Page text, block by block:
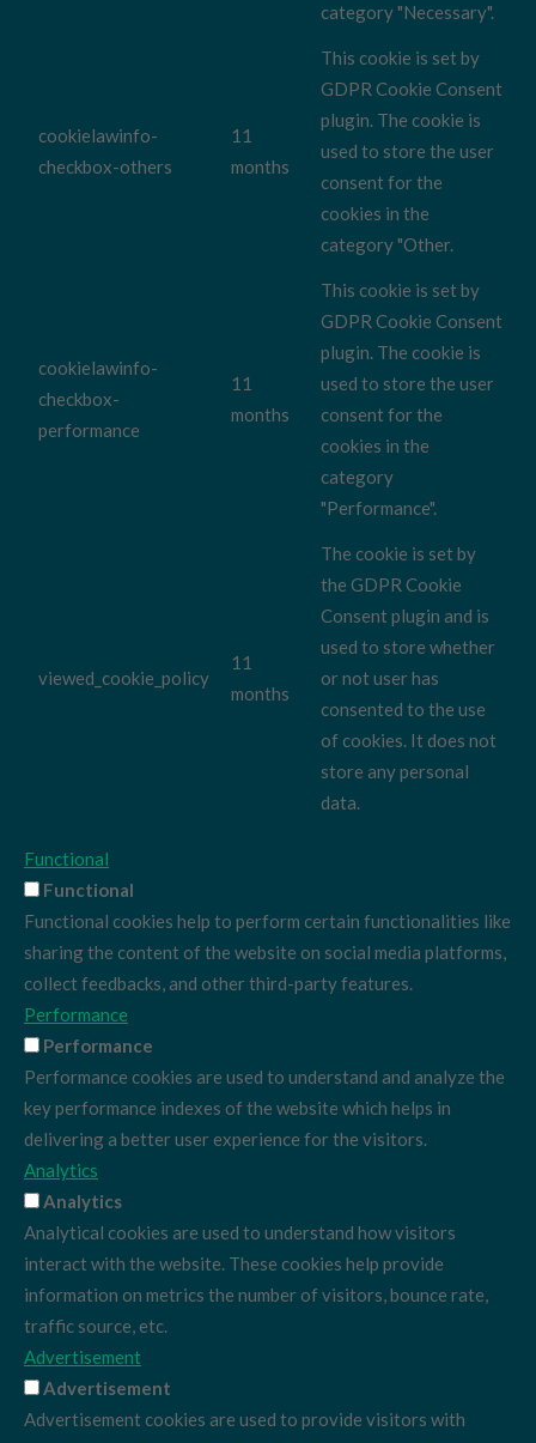
category "Necessary".
cookielawinfo-
checkbox-others
11
months
This cookie is set by
GDPR Cookie Consent
plugin. The cookie is
used to store the user
consent for the
cookies in the
category "Other.
cookielawinfo-
checkbox-
performance
11
months
This cookie is set by
GDPR Cookie Consent
plugin. The cookie is
used to store the user
consent for the
cookies in the
category
"Performance".
viewed_cookie_policy
11
months
The cookie is set by
the GDPR Cookie
Consent plugin and is
used to store whether
or not user has
consented to the use
of cookies. It does not
store any personal
data.
Functional
Functional
Functional cookies help to perform certain functionalities like
sharing the content of the website on social media platforms,
collect feedbacks, and other third-party features.
Performance
Performance
Performance cookies are used to understand and analyze the
key performance indexes of the website which helps in
delivering a better user experience for the visitors.
Analytics
Analytics
Analytical cookies are used to understand how visitors
interact with the website. These cookies help provide
information on metrics the number of visitors, bounce rate,
traffic source, etc.
Advertisement
Advertisement
Advertisement cookies are used to provide visitors with